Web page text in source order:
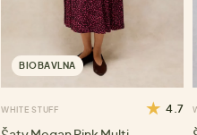
BIOBAVLNA
WHITE STUFF 4.7